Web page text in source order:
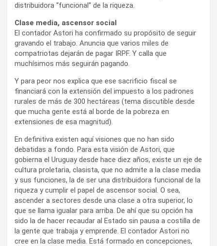
distribuidora “funcional” de la riqueza.
Clase media, ascensor social
El contador Astori ha confirmado su propósito de seguir
gravando el trabajo. Anuncia que varios miles de
compatriotas dejarán de pagar IRPF. Y calla que
muchísimos más seguirán pagando.
Y para peor nos explica que ese sacrificio fiscal se
financiará con la extensión del impuesto a los padrones
rurales de más de 300 hectáreas (tema discutible desde
que mucha gente está al borde de la pobreza en
extensiones de esa magnitud).
En definitiva existen aquí visiones que no han sido
debatidas a fondo. Para esta visión de Astori, que
gobierna el Uruguay desde hace diez años, existe un eje de
cultura proletaria, clasista, que no admite a la clase media
y sus funciones, la de ser una distribuidora funcional de la
riqueza y cumplir el papel de ascensor social. O sea,
ascender a sectores desde una clase a otra superior, lo
que se llama igualar para arriba. De ahí que su opción ha
sido la de hacer recaudar al Estado sin pausa a costilla de
la gente que trabaja y emprende. El contador Astori no
cree en la clase media. Está formado en concepciones,